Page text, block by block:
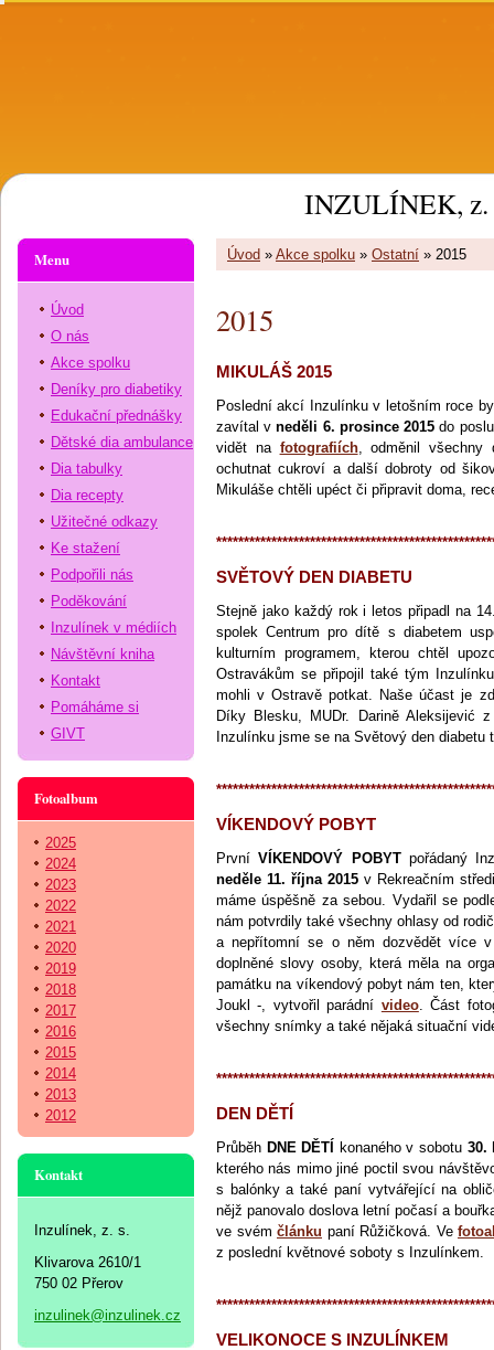
INZULÍNEK, z.
Úvod » Akce spolku » Ostatní » 2015
2015
MIKULÁŠ 2015
Poslední akcí Inzulínku v letošním roce
zavítal vneděli 6. prosince 2015 do
vidět na fotografiích, odměnil
ochutnat cukroví a další dobroty od
Mikuláše chtěli upéct či připravit doma,
SVĚTOVÝ DEN DIABETU
Stejně jako každý rok i letos připadl na
spolek Centrum pro dítě s diabetem
kulturním programem, kterou chtěl
Ostravákům se připojil také tým
mohli v Ostravě potkat. Naše účast je
Díky Blesku, MUDr. Darině Aleksijević
Inzulínku jsme se na Světový den
VÍKENDOVÝ POBYT
PrvníVÍKENDOVÝ POBYTpořádaný
neděle 11. října 2015 v Rekreačním
máme úspěšně za sebou. Vydařil se
nám potvrdily také všechny ohlasy od
a nepřítomní se o něm dozvědět více
doplněné slovy osoby, která měla na
památku na víkendový pobyt nám ten,
Joukl -, vytvořil parádní video. Část
všechny snímky a také nějaká situační
DEN DĚTÍ
Průběh DNE DĚTÍ konaného v sobotu 30.
kterého nás mimo jiné poctil svou
s balónky a také paní vytvářející na
nějž panovalo doslova letní počasí a
ve svém článku paní Růžičková. Ve
z poslední květnové soboty s Inzulínkem.
VELIKONOCE S INZULÍNKEM
Menu
Úvod
O nás
Akce spolku
Deníky pro diabetiky
Edukační přednášky
Dětské dia ambulance
Dia tabulky
Dia recepty
Užitečné odkazy
Ke stažení
Podpořili nás
Poděkování
Inzulínek v médiích
Návštěvní kniha
Kontakt
Pomáháme si
GIVT
Fotoalbum
2025
2024
2023
2022
2021
2020
2019
2018
2017
2016
2015
2014
2013
2012
Kontakt
Inzulínek, z. s.
Klivarova 2610/1
750 02 Přerov
inzulinek@inzulinek.cz